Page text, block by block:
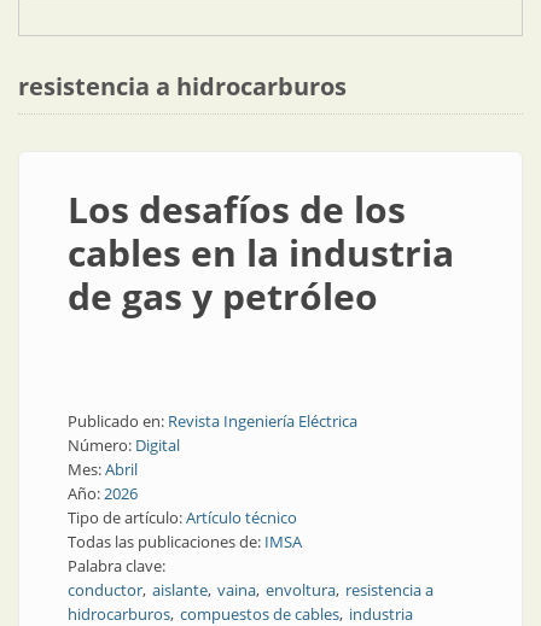
resistencia a hidrocarburos
Los desafíos de los
cables en la industria
de gas y petróleo
Publicado en: Revista Ingeniería Eléctrica
Número: Digital
Mes:Abril
Año:2026
Tipo de artículo:Artículo técnico
Todas las publicaciones de: IMSA
Palabra clave:
conductor aislante vaina envoltura resistencia a
hidrocarburos compuestos de cables industria